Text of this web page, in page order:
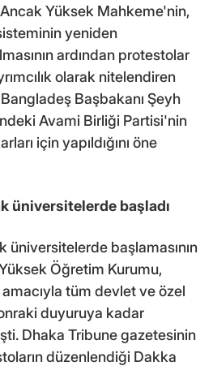
Ancak Yüksek Mahkeme'nin,
yeniden
ardından protestolar
olarak nitelendiren
Başbakanı Şeyh
Avami Birliği Partisi'nin
için yapıldığını öne
üniversitelerde başladı
üniversitelerde başlamasının
Öğretim Kurumu,
tüm devlet ve özel
duyuruya kadar
Dhaka Tribune gazetesinin
düzenlendiği Dakka